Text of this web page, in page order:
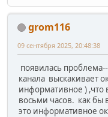
grom116
09 сентября 2025, 20:48:38
появилась
канала выскакивает
информативное ) ,что
восьми часов. как бы
это информативное